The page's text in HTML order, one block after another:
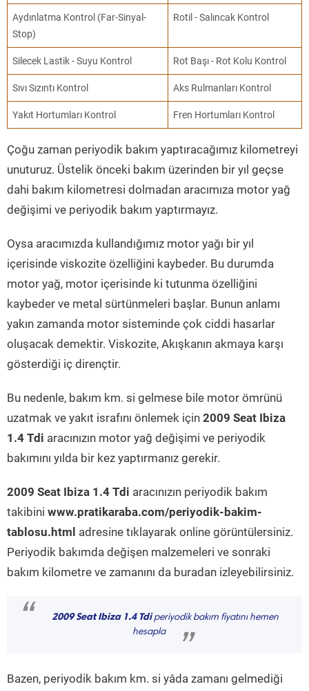
Aydınlatma Kontrol (Far-Sinyal-
Stop)
Rotil - Salıncak Kontrol
Silecek Lastik - Suyu Kontrol Rot Başı - Rot Kolu Kontrol
Sıvı Sızıntı Kontrol Aks Rulmanları Kontrol
Yakıt Hortumları Kontrol Fren Hortumları Kontrol
Çoğu zaman periyodik bakım yaptıracağımız kilometreyi
unuturuz. Üstelik önceki bakım üzerinden bir yıl geçse
dahi bakım kilometresi dolmadan aracımıza motor yağ
değişimi ve periyodik bakım yaptırmayız.
Oysa aracımızda kullandığımız motor yağı bir yıl
içerisinde viskozite özelliğini kaybeder. Bu durumda
motor yağ, motor içerisinde ki tutunma özelliğini
kaybeder ve metal sürtünmeleri başlar. Bunun anlamı
yakın zamanda motor sisteminde çok ciddi hasarlar
oluşacak demektir. Viskozite, Akışkanın akmaya karşı
gösterdiği iç dirençtir.
Bu nedenle, bakım km. si gelmese bile motor ömrünü
uzatmak ve yakıt israfını önlemek için 2009 Seat Ibiza
1.4 Tdi aracınızın motor yağ değişimi ve periyodik
bakımını yılda bir kez yaptırmanız gerekir.
2009 Seat Ibiza 1.4 Tdi aracınızın periyodik bakım
takibini www.pratikaraba.com/periyodik-bakim-
tablosu.html adresine tıklayarak online görüntülersiniz.
Periyodik bakımda değişen malzemeleri ve sonraki
bakım kilometre ve zamanını da buradan izleyebilirsiniz.
“ 2009 Seat Ibiza 1.4 Tdiperiyodik bakım fiyatını hemen
hesapla
”
Bazen, periyodik bakım km. si yâda zamanı gelmediği